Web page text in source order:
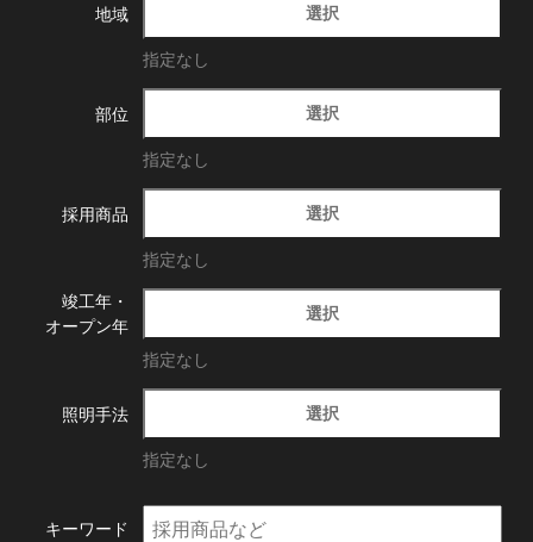
地域 選択
指定なし
部位 選択
指定なし
採用商品 選択
指定なし
竣工年・
オープン年
選択
指定なし
照明手法 選択
指定なし
キーワード